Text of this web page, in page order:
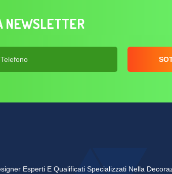
NEWSLETTER
Esperti E Qualificati Specializzati Nella